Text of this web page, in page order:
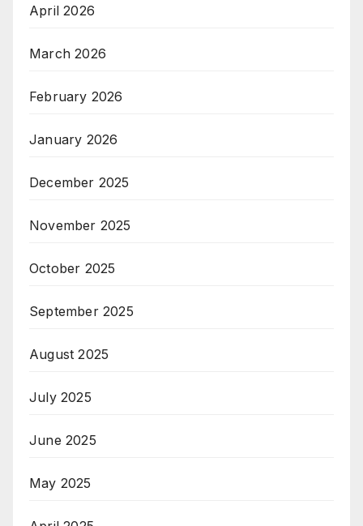
April 2026
March 2026
February 2026
January 2026
December 2025
November 2025
October 2025
September 2025
August 2025
July 2025
June 2025
May 2025